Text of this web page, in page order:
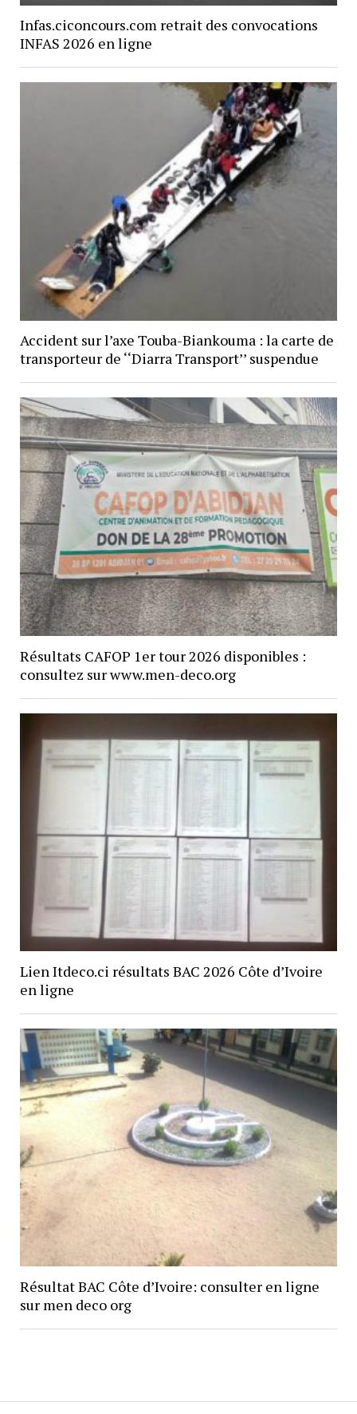
Infas.ciconcours.com retrait des convocations
INFAS 2026 en ligne
Accident sur l’axe Touba-Biankouma : la carte de
transporteur de ‘‘Diarra Transport’’ suspendue
Résultats CAFOP 1er tour 2026 disponibles :
consultez sur www.men-deco.org
Lien Itdeco.ci résultats BAC 2026 Côte d’Ivoire
en ligne
Résultat BAC Côte d’Ivoire: consulter en ligne
sur men deco org